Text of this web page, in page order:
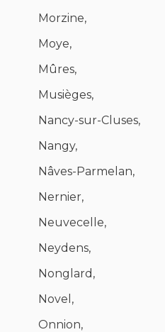
Morzine,
Moye,
Mûres,
Musièges,
Nancy-sur-Cluses,
Nangy,
Nâves-Parmelan,
Nernier,
Neuvecelle,
Neydens,
Nonglard,
Novel,
Onnion,